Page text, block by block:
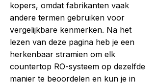
kopers, omdat fabrikanten vaak
andere termen gebruiken voor
vergelijkbare kenmerken. Na het
lezen van deze pagina heb je een
herkenbaar stramien om elk
countertop RO-systeem op dezelfde
manier te beoordelen en kun je in